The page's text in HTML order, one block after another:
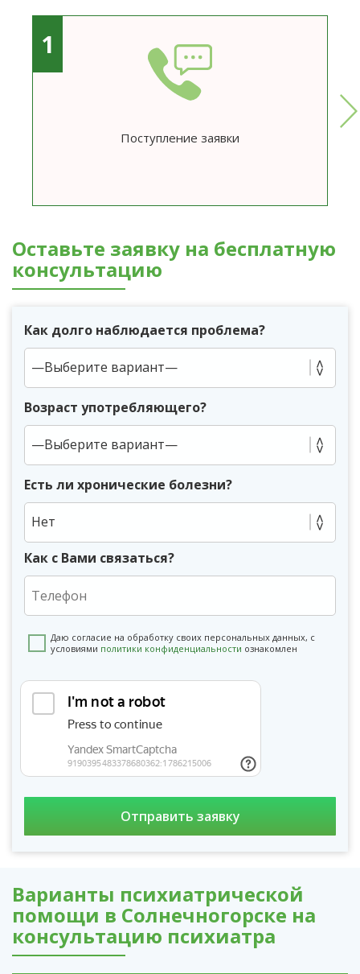
1
Поступление заявки
Оставьте заявку на бесплатную
консультацию
Как долго наблюдается проблема?
Возраст употребляющего?
Есть ли хронические болезни?
Нет
Как с Вами связаться?
Даю согласие на обработку своих персональных данных, с
условиями политики конфиденциальности ознакомлен
Варианты психиатрической
помощи в Солнечногорске на
консультацию психиатра